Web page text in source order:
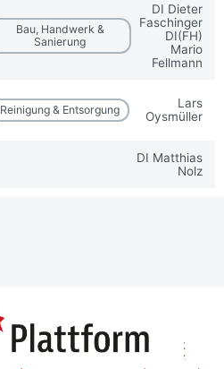
Bau, Handwerk &
Sanierung
DI Dieter
Faschinger
DI(FH)
Mario
Fellmann
Reinigung & Entsorgung
Lars
Oysmüller
DI Matthias
Nolz